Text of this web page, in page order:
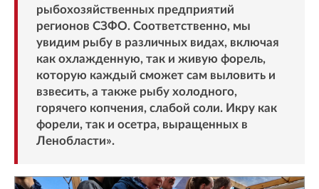
рыбохозяйственных предприятий
регионов СЗФО. Соответственно, мы
увидим рыбу в различных видах, включая
как охлажденную, так и живую форель,
которую каждый сможет сам выловить и
взвесить, а также рыбу холодного,
горячего копчения, слабой соли. Икру как
форели, так и осетра, выращенных в
Ленобласти».